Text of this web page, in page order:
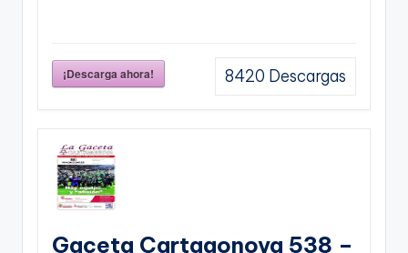
¡Descarga ahora! 8420 Descargas
Gaceta Cartagonova 538 –